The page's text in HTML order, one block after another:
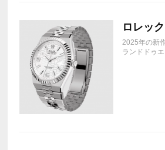
ロレッ
2025年の新
ランドドゥ